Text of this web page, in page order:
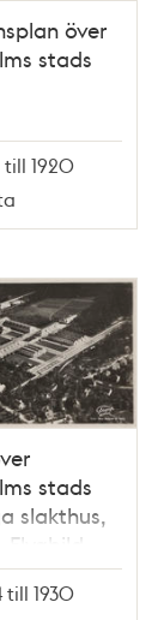
över
stads
till 1920
stads
slakthus,
Flygbild.
till 1930